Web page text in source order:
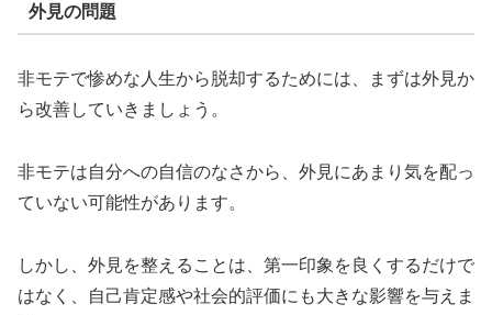
外見の問題
非モテで惨めな人生から脱却するためには、まずは外見か
ら改善していきましょう。
非モテは自分への自信のなさから、外見にあまり気を配っ
ていない可能性があります。
しかし、外見を整えることは、第一印象を良くするだけで
はなく、自己肯定感や社会的評価にも大きな影響を与えま